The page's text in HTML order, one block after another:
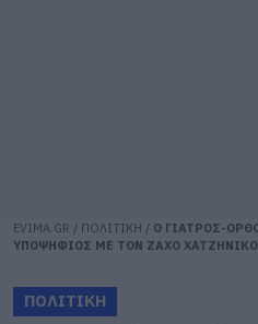
EVIMA.GR / ΠΟΛΙΤΙΚΗ / Ο ΓΙΑΤΡΟΣ-
ΥΠΟΨΗΦΙΟΣ ΜΕ ΤΟΝ ΖΑΧΟ
ΠΟΛΙΤΙΚΗ